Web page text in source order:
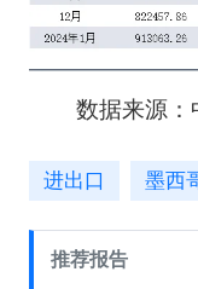
数据来源：
进出口 墨西
推荐报告